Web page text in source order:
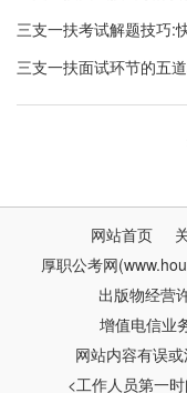
三支一扶考试解题技巧:
三支一扶面试环节的五
网站首页
厚职公考网
出版物经营
增值电信业
网站内容有误
<工作人员第一